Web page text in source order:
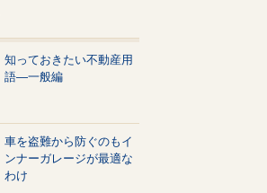
知っておきたい不動産用
語—一般編
車を盗難から防ぐのもイ
ンナーガレージが最適な
わけ